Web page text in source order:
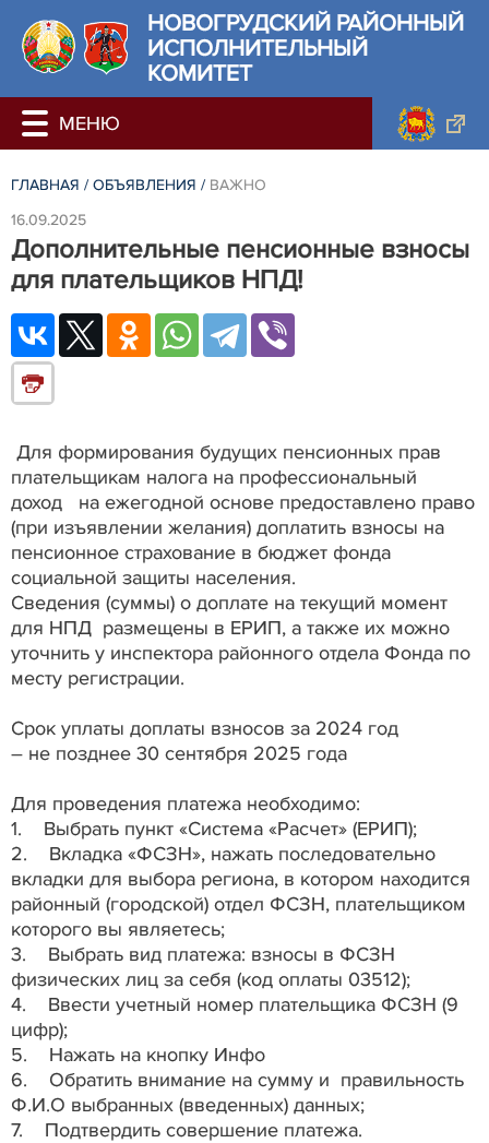
НОВОГРУДСКИЙ РАЙОННЫЙ
ИСПОЛНИТЕЛЬНЫЙ
КОМИТЕТ
ГЛАВНАЯ / ОБЪЯВЛЕНИЯ / ВАЖНО
16.09.2025
Дополнительные пенсионные взносы
для плательщиков НПД!
Для формирования будущих пенсионных прав
плательщикам налога на профессиональный
доход на ежегодной основе предоставлено право
(при изъявлении желания) доплатить взносы на
пенсионное страхование в бюджет фонда
социальной защиты населения.
Сведения (суммы) о доплате на текущий момент
для НПД размещены в ЕРИП, а также их можно
уточнить у инспектора районного отдела Фонда по
месту регистрации.
Срок уплаты доплаты взносов за 2024 год
– не позднее 30 сентября 2025 года
Для проведения платежа необходимо:
1. Выбрать пункт «Система «Расчет» (ЕРИП);
2. Вкладка «ФСЗН», нажать последовательно
вкладки для выбора региона, в котором находится
районный (городской) отдел ФСЗН, плательщиком
которого вы являетесь;
3. Выбрать вид платежа: взносы в ФСЗН
физических лиц за себя (код оплаты 03512);
4. Ввести учетный номер плательщика ФСЗН (9
цифр);
5. Нажать на кнопку Инфо
6. Обратить внимание на сумму и правильность
Ф.И.О выбранных (введенных) данных;
7. Подтвердить совершение платежа.